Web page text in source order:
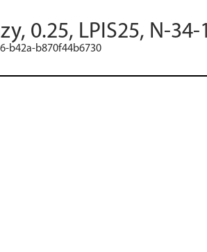
0.25, LPIS25, N-
b42a-b870f44b6730